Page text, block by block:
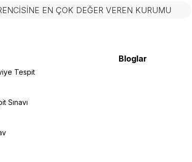
EN ÇOK DEĞER VEREN KURUMU
Tespit
Sınavı
Bloglar